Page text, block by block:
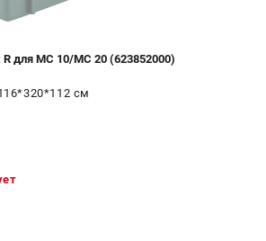
для MC 10/MC 20 (623852000)
см